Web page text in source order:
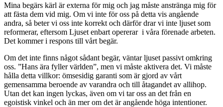
Mina begärs kärl är externa för mig och jag måste anstränga mig för
att fästa dem vid mig. Om vi inte för oss på detta vis angående
andra, så beter vi oss inte korrekt och därför drar vi inte ljuset som
reformerar, eftersom Ljuset enbart opererar i våra förenade arbeten.
Det kommer i respons till vårt begär.
Om det inte finns något sådant begär, väntar ljuset passivt omkring
oss. ”Hans ära fyller världen”, men vi måste aktivera det. Vi måste
hålla detta villkor: ömsesidig garanti som är gjord av vårt
gemensamma beroende av varandra och till åtagandet av allihop.
Utan det kan ingen lyckas, även om vi tar oss an det från en
egoistisk vinkel och än mer om det är angående höga intentioner.